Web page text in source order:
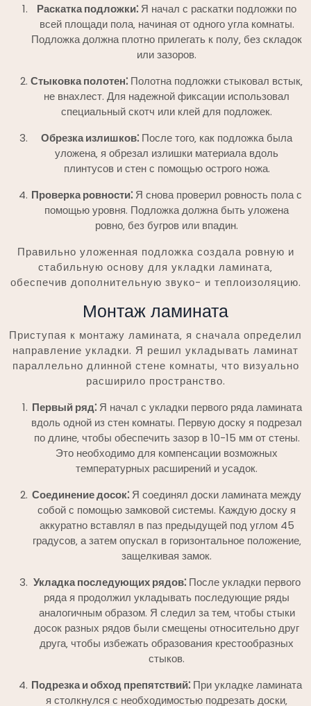
Раскатка подложки⁚ Я начал с раскатки подложки по
всей площади пола‚ начиная от одного угла комнаты.
Подложка должна плотно прилегать к полу‚ без складок
или зазоров.
Стыковка полотен⁚ Полотна подложки стыковал встык‚
не внахлест. Для надежной фиксации использовал
специальный скотч или клей для подложек.
Обрезка излишков⁚ После того‚ как подложка была
уложена‚ я обрезал излишки материала вдоль
плинтусов и стен с помощью острого ножа.
Проверка ровности⁚ Я снова проверил ровность пола с
помощью уровня. Подложка должна быть уложена
ровно‚ без бугров или впадин.
Правильно уложенная подложка создала ровную и
стабильную основу для укладки ламината‚
обеспечив дополнительную звуко- и теплоизоляцию.
Монтаж ламината
Приступая к монтажу ламината‚ я сначала определил
направление укладки. Я решил укладывать ламинат
параллельно длинной стене комнаты‚ что визуально
расширило пространство.
Первый ряд⁚Я начал с укладки первого ряда ламината
вдоль одной из стен комнаты. Первую доску я подрезал
по длине‚ чтобы обеспечить зазор в 10-15 мм от стены.
Это необходимо для компенсации возможных
температурных расширений и усадок.
Соединение досок⁚ Я соединял доски ламината между
собой с помощью замковой системы. Каждую доску я
аккуратно вставлял в паз предыдущей под углом 45
градусов‚ а затем опускал в горизонтальное положение‚
защелкивая замок.
Укладка последующих рядов⁚После укладки первого
ряда я продолжил укладывать последующие ряды
аналогичным образом. Я следил за тем‚ чтобы стыки
досок разных рядов были смещены относительно друг
друга‚ чтобы избежать образования крестообразных
стыков.
Подрезка и обход препятствий⁚ При укладке ламината
я столкнулся с необходимостью подрезать доски‚